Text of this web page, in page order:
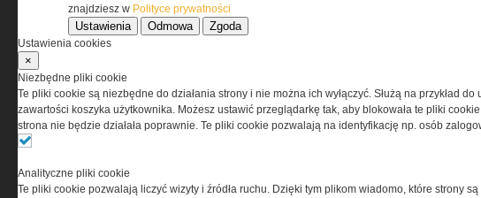
znajdziesz w Polityce prywatności
Ustawienia Odmowa Zgoda
Ustawienia cookies
×
Niezbędne pliki cookie
Te pliki cookie są niezbędne do działania strony i nie można ich wyłączyć. Służą na przykład do
zawartości koszyka użytkownika. Możesz ustawić przeglądarkę tak, aby blokowała te pliki
strona nie będzie działała poprawnie. Te pliki cookie pozwalają na identyfikację np. osób
Analityczne pliki cookie
Te pliki cookie pozwalają liczyć wizyty i źródła ruchu. Dzięki tym plikom wiadomo, które strony